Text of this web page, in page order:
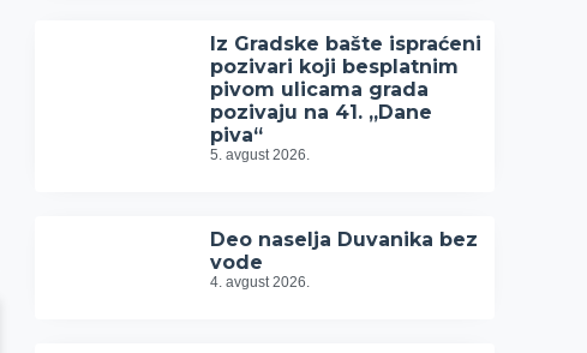
Iz Gradske bašte ispraćeni
pozivari koji besplatnim
pivom ulicama grada
pozivaju na 41. „Dane
piva“
5. avgust 2026.
Deo naselja Duvanika bez
vode
4. avgust 2026.